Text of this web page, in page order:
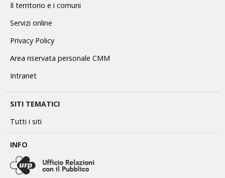
Il territorio e i comuni
Servizi online
Privacy Policy
Area riservata personale CMM
Intranet
SITI TEMATICI
Tutti i siti
INFO